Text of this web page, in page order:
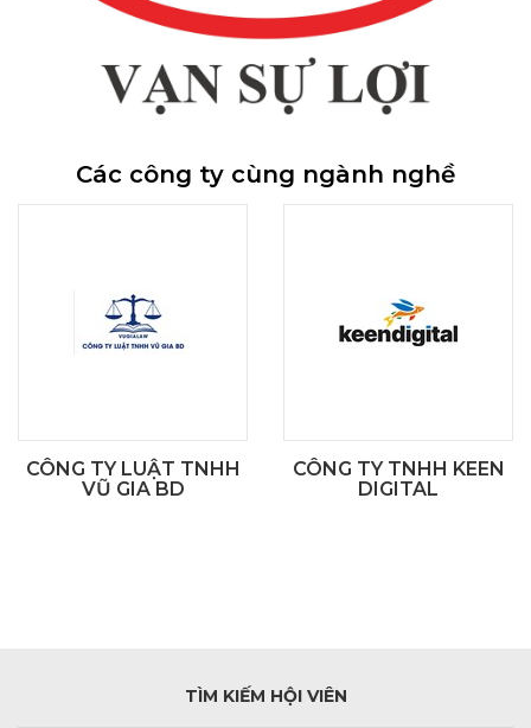
Các công ty cùng ngành nghề
CÔNG TY LUẬT TNHH
VŨ GIA BD
CÔNG TY TNHH KEEN
DIGITAL
TÌM KIẾM HỘI VIÊN